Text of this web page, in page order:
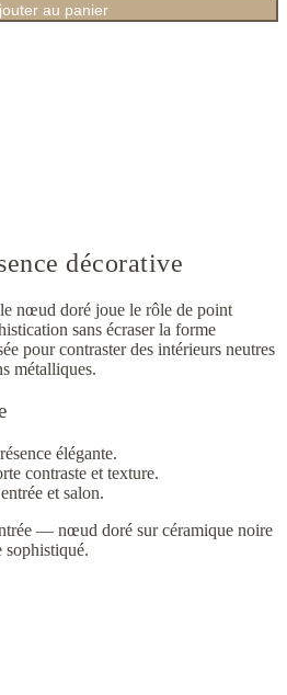
au panier
décorative
nœud doré joue le rôle de point
sans écraser la forme
pour contraster des intérieurs neutres
métalliques.
élégante.
contraste et texture.
et salon.
— nœud doré sur céramique noire
sophistiqué.